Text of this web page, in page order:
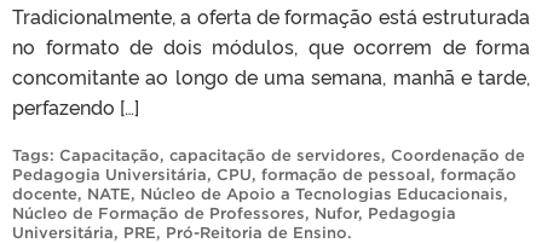
Tradicionalmente, a oferta de formação está estruturada
no formato de dois módulos, que ocorrem de forma
concomitante ao longo de uma semana, manhã e tarde,
perfazendo […]
Tags: Capacitação, capacitação de servidores, Coordenação de
Pedagogia Universitária, CPU, formação de pessoal, formação
docente, NATE, Núcleo de Apoio a Tecnologias Educacionais,
Núcleo de Formação de Professores, Nufor, Pedagogia
Universitária, PRE, Pró-Reitoria de Ensino.